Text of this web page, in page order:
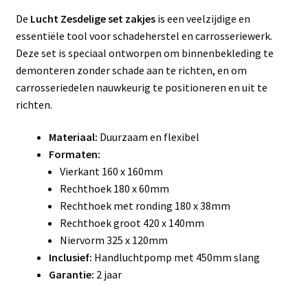
De Lucht Zesdelige set zakjesis een veelzijdige en
essentiële tool voor schadeherstel en carrosseriewerk.
Deze set is speciaal ontworpen om binnenbekleding te
demonteren zonder schade aan te richten, en om
carrosseriedelen nauwkeurig te positioneren en uit te
richten.
Materiaal: Duurzaam en flexibel
Formaten:
Vierkant 160 x 160mm
Rechthoek 180 x 60mm
Rechthoek met ronding 180 x 38mm
Rechthoek groot 420 x 140mm
Niervorm 325 x 120mm
Inclusief: Handluchtpomp met 450mm slang
Garantie: 2 jaar